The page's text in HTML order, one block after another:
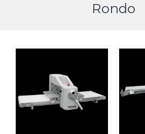
Rondo